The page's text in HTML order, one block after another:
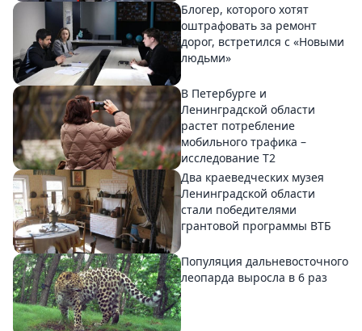
Блогер, которого хотят
оштрафовать за ремонт
дорог, встретился с «Новыми
людьми»
В Петербурге и
Ленинградской области
растет потребление
мобильного трафика –
исследование T2
Два краеведческих музея
Ленинградской области
стали победителями
грантовой программы ВТБ
Популяция дальневосточного
леопарда выросла в 6 раз